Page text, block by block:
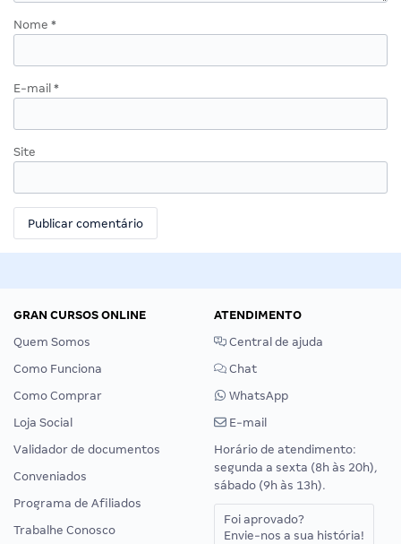
Nome *
E-mail *
Site
GRAN CURSOS ONLINE
Quem Somos
Como Funciona
Como Comprar
Loja Social
Validador de documentos
Conveniados
Programa de Afiliados
Trabalhe Conosco
ATENDIMENTO
Central de ajuda
Chat
WhatsApp
E-mail
Horário de atendimento:
segunda a sexta (8h às 20h),
sábado (9h às 13h).
Foi aprovado?
Envie-nos a sua história!